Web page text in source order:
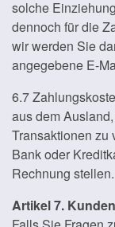
solche
dennoch für die
wir werden Sie
angegebene E-
6.7
aus dem
Transaktionen zu
Bank oder
Rechnung stellen.
Artikel 7.